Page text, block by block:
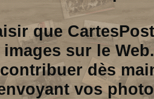
que
sur le Web.
dès
vos